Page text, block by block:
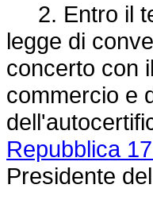
2. Entro il
legge di
concerto con
commercio e
Repubblica
Presidente